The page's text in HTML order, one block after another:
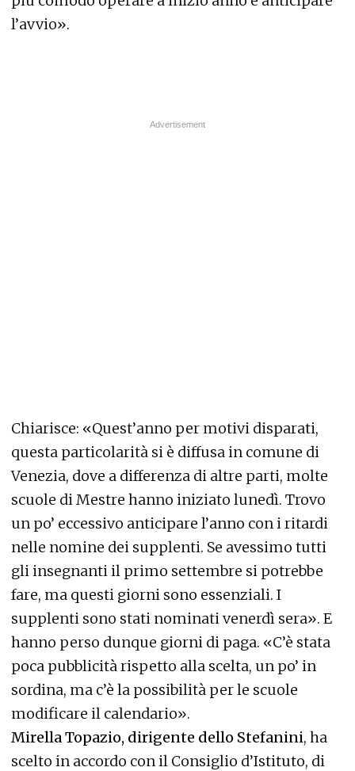
l’avvio».
Chiarisce: «Quest’anno per motivi disparati,
questa particolarità si è diffusa in comune di
Venezia, dove a differenza di altre parti, molte
scuole di Mestre hanno iniziato lunedì. Trovo
un po’ eccessivo anticipare l’anno con i ritardi
nelle nomine dei supplenti. Se avessimo tutti
gli insegnanti il primo settembre si potrebbe
fare, ma questi giorni sono essenziali. I
supplenti sono stati nominati venerdì sera». E
hanno perso dunque giorni di paga. «C’è stata
poca pubblicità rispetto alla scelta, un po’ in
sordina, ma c’è la possibilità per le scuole
modificare il calendario».
Mirella Topazio, dirigente dello Stefanini, ha
scelto in accordo con il Consiglio d’Istituto, di